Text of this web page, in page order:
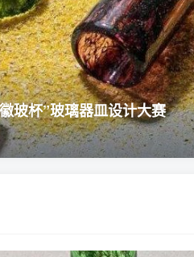
玻杯”玻璃器皿设计大赛